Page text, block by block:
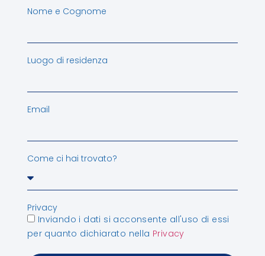
Nome e Cognome
Luogo di residenza
Email
Come ci hai trovato?
Privacy
Inviando i dati si acconsente all'uso di essi
per quanto dichiarato nella Privacy